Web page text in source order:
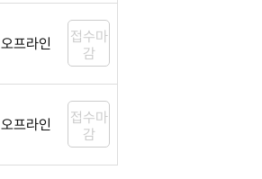
오프라인
접수마
감
오프라인
접수마
감